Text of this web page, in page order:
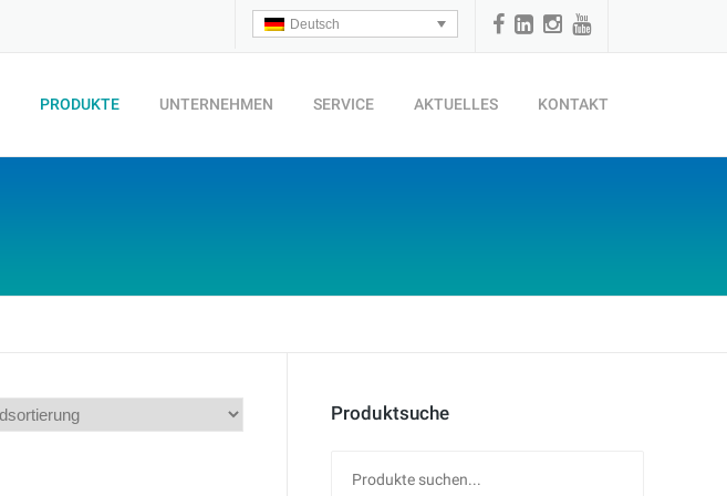
Deutsch
PRODUKTE UNTERNEHMEN SERVICE AKTUELLES KONTAKT
Produktsuche